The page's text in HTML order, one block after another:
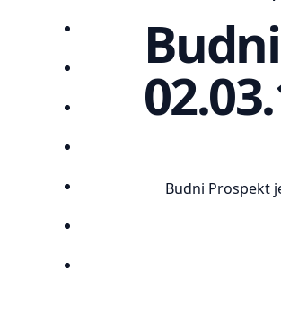
Startseite
Prospekte
Angebote
Budni Prospekt